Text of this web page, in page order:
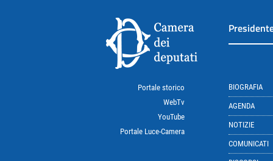
Portale storico
WebTv
YouTube
Portale Luce-Camera
BIOGRAFIA
AGENDA
NOTIZIE
COMUNICATI